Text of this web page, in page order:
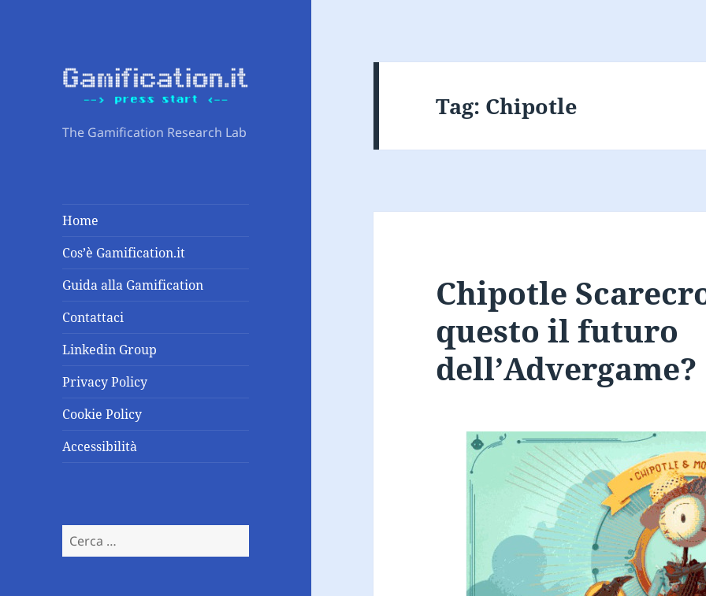
The Gamification Research Lab
Home
Cos’è Gamification.it
Guida alla Gamification
Contattaci
Linkedin Group
Privacy Policy
Cookie Policy
Accessibilità
Ricerca
per:
Tag: Chipotle
Chipotle
questo il futuro
dell’Advergame?